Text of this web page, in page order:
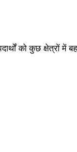
को कुछ क्षेत्रों